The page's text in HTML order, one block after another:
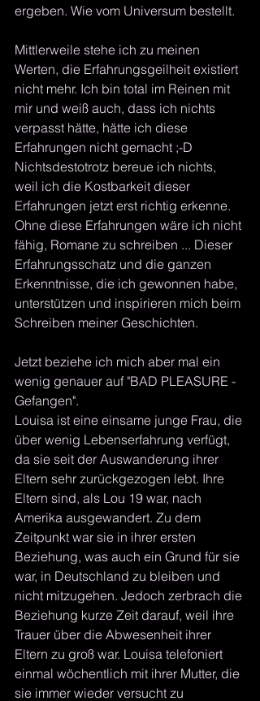
ergeben. Wie vom Universum bestellt.
Mittlerweile stehe ich zu meinen
Werten, die Erfahrungsgeilheit existiert
nicht mehr. Ich bin total im Reinen mit
mir und weiß auch, dass ich nichts
verpasst hätte, hätte ich diese
Erfahrungen nicht gemacht ;-D
Nichtsdestotrotz bereue ich nichts,
weil ich die Kostbarkeit dieser
Erfahrungen jetzt erst richtig erkenne.
Ohne diese Erfahrungen wäre ich nicht
fähig, Romane zu schreiben ... Dieser
Erfahrungsschatz und die ganzen
Erkenntnisse, die ich gewonnen habe,
unterstützen und inspirieren mich beim
Schreiben meiner Geschichten.
Jetzt beziehe ich mich aber mal ein
wenig genauer auf "BAD PLEASURE -
Gefangen".
Louisa ist eine einsame junge Frau, die
über wenig Lebenserfahrung verfügt,
da sie seit der Auswanderung ihrer
Eltern sehr zurückgezogen lebt. Ihre
Eltern sind, als Lou 19 war, nach
Amerika ausgewandert. Zu dem
Zeitpunkt war sie in ihrer ersten
Beziehung, was auch ein Grund für sie
war, in Deutschland zu bleiben und
nicht mitzugehen. Jedoch zerbrach die
Beziehung kurze Zeit darauf, weil ihre
Trauer über die Abwesenheit ihrer
Eltern zu groß war. Louisa telefoniert
einmal wöchentlich mit ihrer Mutter, die
sie immer wieder versucht zu